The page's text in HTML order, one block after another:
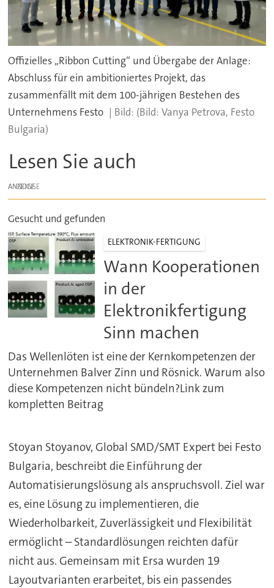
Offizielles „Ribbon Cutting“ und Übergabe der Anlage:
Abschluss für ein ambitioniertes Projekt, das
zusammenfällt mit dem 100-jährigen Bestehen des
Unternehmens Festo
(Bild: Vanya Petrova, Festo
Bulgaria)
Lesen Sie auch
ANZEIGE
Gesucht und gefunden
ELEKTRONIK-FERTIGUNG
Wann Kooperationen
in der
Elektronikfertigung
Sinn machen
Das Wellenlöten ist eine der Kernkompetenzen der
Unternehmen Balver Zinn und Rösnick. Warum also
diese Kompetenzen nicht bündeln?Link zum
kompletten Beitrag
Stoyan Stoyanov, Global SMD/SMT Expert bei Festo
Bulgaria, beschreibt die Einführung der
Automatisierungslösung als anspruchsvoll. Ziel war
es, eine Lösung zu implementieren, die
Wiederholbarkeit, Zuverlässigkeit und Flexibilität
ermöglicht – Standardlösungen reichten dafür
nicht aus. Gemeinsam mit Ersa wurden 19
Layoutvarianten erarbeitet, bis ein passendes